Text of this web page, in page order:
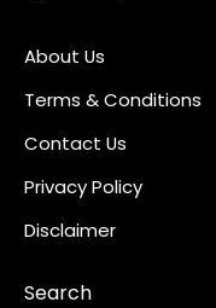
About Us
Terms & Conditions
Contact Us
Privacy Policy
Disclaimer
Search